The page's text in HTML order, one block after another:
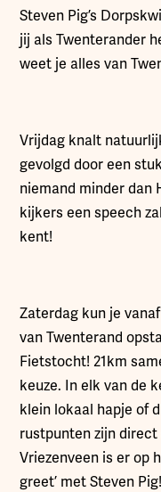
Steven Pig’s
jij als Twenterander
weet je alles van
Vrijdag knalt
gevolgd door een
niemand minder dan
kijkers een speech
kent!
Zaterdag kun je
van Twenterand
Fietstocht! 21km
keuze. In elk van de
klein lokaal hapje of
rustpunten zijn
Vriezenveen is er op
greet’ met Steven